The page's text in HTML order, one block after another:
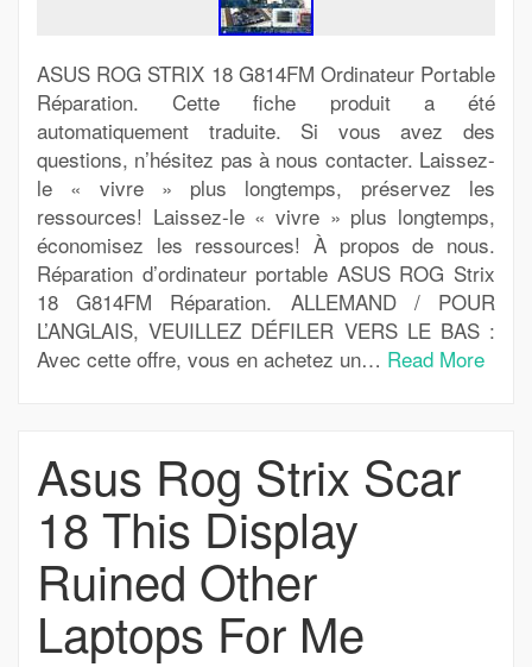
ASUS ROG STRIX 18 G814FM Ordinateur Portable
Réparation. Cette fiche produit a été
automatiquement traduite. Si vous avez des
questions, n’hésitez pas à nous contacter. Laissez-
le « vivre » plus longtemps, préservez les
ressources! Laissez-le « vivre » plus longtemps,
économisez les ressources! À propos de nous.
Réparation d’ordinateur portable ASUS ROG Strix
18 G814FM Réparation. ALLEMAND / POUR
L’ANGLAIS, VEUILLEZ DÉFILER VERS LE BAS :
Avec cette offre, vous en achetez un… Read More
Asus Rog Strix Scar
18 This Display
Ruined Other
Laptops For Me